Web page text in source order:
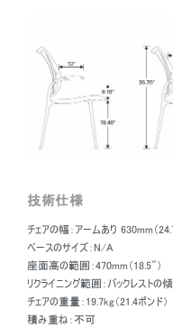
ソニアン・クーパー・ヒュー
Cooper-Hewitt, National
イン・アワード（2002
デザイン・アワード（1999
年、ディフリエントは、自分の
ザインに全力を注いできま
シリンダーから重量反応式自
ーを見出してきました。
技術仕様
チェアの幅：アームあり 630mm（
ベースのサイズ：N/A
座面高の範囲：470mm（18.5"）
リクライニング範囲：バックレストの
チェアの重量：19.7kg（21.4ポンド）
積み重ね：不可